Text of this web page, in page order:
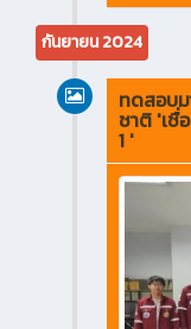
กันยายน 2024
ทดสอบม
ชาติ 'เชื่
1 '